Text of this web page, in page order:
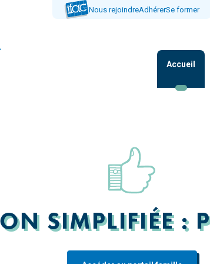
Nous rejoindreAdhérerSe former
Accueil
SIMPLIFIÉE :